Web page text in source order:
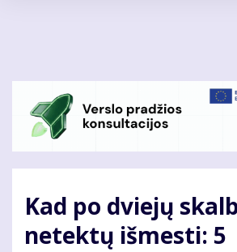
Kad po dviejų
netektų išmesti: 5